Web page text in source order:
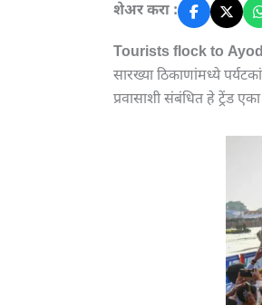
शेअर करा :
Tourists flock to
सारख्या ठिकाणांमध्ये
प्रवासाशी संबंधित हे ट्रेंड